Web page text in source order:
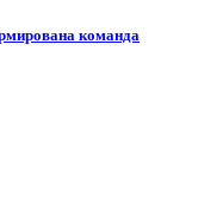
команда